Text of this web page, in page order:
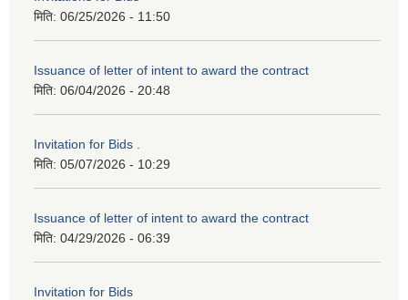
मिति: 06/25/2026 - 11:50
Issuance of letter of intent to award the contract
मिति: 06/04/2026 - 20:48
Invitation for Bids .
मिति: 05/07/2026 - 10:29
Issuance of letter of intent to award the contract
मिति: 04/29/2026 - 06:39
Invitation for Bids